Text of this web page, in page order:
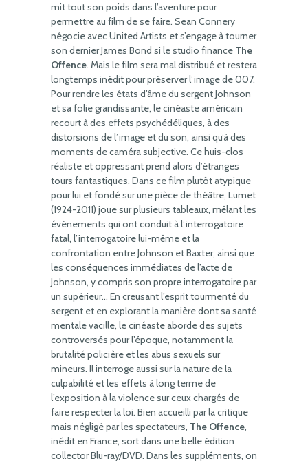
mit tout son poids dans l’aventure pour
permettre au film de se faire. Sean Connery
négocie avec United Artists et s’engage à tourner
son dernier James Bond si le studio finance The
Offence. Mais le film sera mal distribué et restera
longtemps inédit pour préserver l’image de 007.
Pour rendre les états d’âme du sergent Johnson
et sa folie grandissante, le cinéaste américain
recourt à des effets psychédéliques, à des
distorsions de l’image et du son, ainsi qu’à des
moments de caméra subjective. Ce huis-clos
réaliste et oppressant prend alors d’étranges
tours fantastiques. Dans ce film plutôt atypique
pour lui et fondé sur une pièce de théâtre, Lumet
(1924-2011) joue sur plusieurs tableaux, mêlant les
événements qui ont conduit à l’interrogatoire
fatal, l’interrogatoire lui-même et la
confrontation entre Johnson et Baxter, ainsi que
les conséquences immédiates de l’acte de
Johnson, y compris son propre interrogatoire par
un supérieur… En creusant l’esprit tourmenté du
sergent et en explorant la manière dont sa santé
mentale vacille, le cinéaste aborde des sujets
controversés pour l’époque, notamment la
brutalité policière et les abus sexuels sur
mineurs. Il interroge aussi sur la nature de la
culpabilité et les effets à long terme de
l’exposition à la violence sur ceux chargés de
faire respecter la loi. Bien accueilli par la critique
mais négligé par les spectateurs, The Offence,
inédit en France, sort dans une belle édition
collector Blu-ray/DVD. Dans les suppléments, on